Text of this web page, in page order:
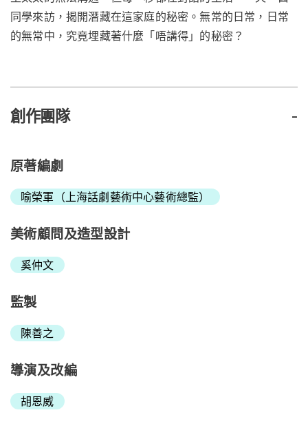
同學來訪，揭開潛藏在這家庭的秘密。無常的日常，日常
的無常中，究竟埋藏著什麼「唔講得」的秘密？
創作團隊 -
原著編劇
喻榮軍（上海話劇藝術中心藝術總監）
美術顧問及造型設計
奚仲文
監製
陳善之
導演及改編
胡恩威